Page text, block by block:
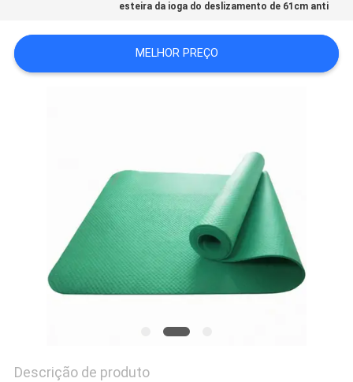
UMAS
CITAÇÕES
PRIVACY
POLICY
esteira da ioga do deslizamento de 61cm anti
MELHOR PREÇO
Descrição de produto